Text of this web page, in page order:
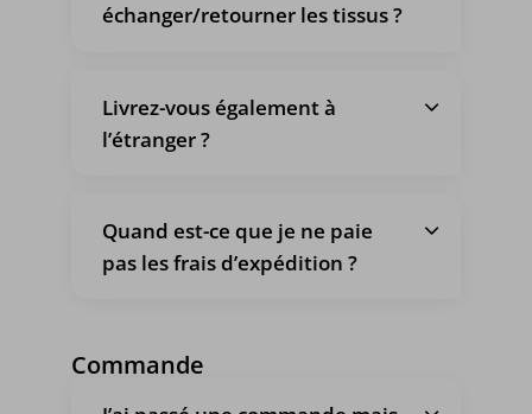
échanger/retourner les tissus ?
Livrez-vous également à
l’étranger ?
Quand est-ce que je ne paie
pas les frais d’expédition ?
Commande